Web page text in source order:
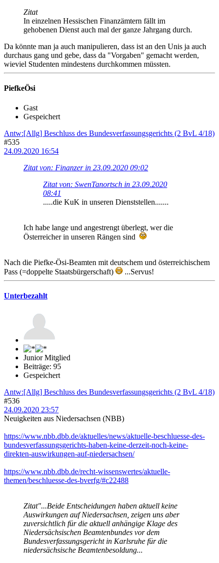
Zitat
In einzelnen Hessischen Finanzämtern fällt im
gehobenen Dienst auch mal der ganze Jahrgang durch.
Da könnte man ja auch manipulieren, dass ist an den Unis ja auch
durchaus gang und gebe, dass da "Vorgaben" gemacht werden,
wieviel Studenten mindestens durchkommen müssten.
PiefkeÖsi
Gast
Gespeichert
Antw:[Allg] Beschluss des Bundesverfassungsgerichts (2 BvL 4/18)
#535
24.09.2020 16:54
Zitat von: Finanzer in 23.09.2020 09:02
Zitat von: SwenTanortsch in 23.09.2020
08:41
.....die KuK in unseren Dienststellen.......
Ich habe lange und angestrengt überlegt, wer die
Österreicher in unseren Rängen sind
Nach die Piefke-Ösi-Beamten mit deutschem und österreichischem
Pass (=doppelte Staatsbürgerschaft)
...Servus!
Unterbezahlt
Junior Mitglied
Beiträge: 95
Gespeichert
Antw:[Allg] Beschluss des Bundesverfassungsgerichts (2 BvL 4/18)
#536
24.09.2020 23:57
Neuigkeiten aus Niedersachsen (NBB)
https://www.nbb.dbb.de/aktuelles/news/aktuelle-beschluesse-des-
bundesverfassungsgerichts-haben-keine-derzeit-noch-keine-
direkten-auswirkungen-auf-niedersachsen/
https://www.nbb.dbb.de/recht-wissenswertes/aktuelle-
themen/beschluesse-des-bverfg/#c22488
Zitat"...Beide Entscheidungen haben aktuell keine
Auswirkungen auf Niedersachsen, zeigen uns aber
zuversichtlich für die aktuell anhängige Klage des
Niedersächsischen Beamtenbundes vor dem
Bundesverfassungsgericht in Karlsruhe für die
niedersächsische Beamtenbesoldung...